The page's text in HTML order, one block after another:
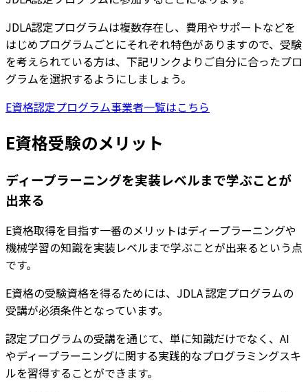
JDLA認定プログラムは複数存在し、費用やサポートなどを
はじめプログラムごとにそれぞれ特色がありますので、受験
を考えられている方は、下記リンクよりご自分に合ったプロ
グラムを選択するようにしましょう。
E資格認定プログラム事業者一覧はこちら
E資格受験のメリット
ディープラーニングを実装レベルまで学ぶことが
出来る
E資格取得を目指す一番のメリットはディープラーニングや
機械学習の知識を実装レベルまで学ぶことが出来るという点
です。
E資格の受験資格を得るためには、JDLA 認定プログラムの
受講が必須条件となっています。
認定プログラムの受講を通じて、単に知識だけでなく、AI
やディープラーニングに関する実践的なプログラミングスキ
ルを習得することができます。